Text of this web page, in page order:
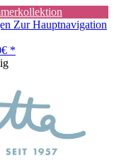
Zur Hauptnavigation
*